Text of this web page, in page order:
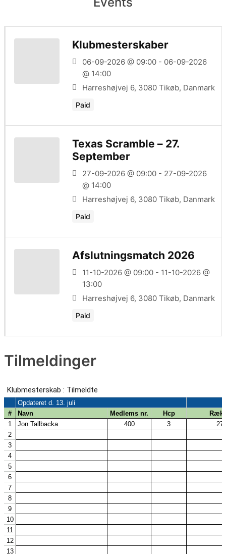
Klubmesterskaber
06-09-2026 @ 09:00 - 06-09-2026
@ 14:00
Harreshøjvej 6, 3080 Tikøb, Danmark
Paid
Texas Scramble – 27.
September
27-09-2026 @ 09:00 - 27-09-2026
@ 14:00
Harreshøjvej 6, 3080 Tikøb, Danmark
Paid
Afslutningsmatch 2026
11-10-2026 @ 09:00 - 11-10-2026 @
13:00
Harreshøjvej 6, 3080 Tikøb, Danmark
Paid
Tilmeldinger